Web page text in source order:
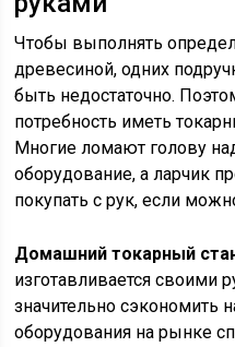
Чтобы выполнять
древесиной, одних
быть недостаточно.
потребность иметь
Многие ломают голову
оборудование, а ларчик
покупать с рук, если
Домашний токарный
изготавливается своими
значительно сэкономить
оборудования на рынке